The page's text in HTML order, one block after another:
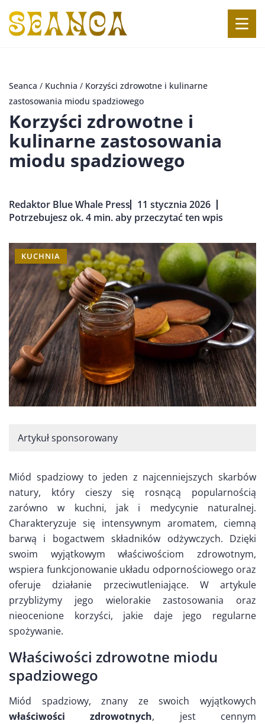
Seanca / Kuchnia / Korzyści zdrowotne i kulinarne
zastosowania miodu spadziowego
Korzyści zdrowotne i
kulinarne zastosowania
miodu spadziowego
Redaktor Blue Whale Press
11 stycznia 2026
Potrzebujesz ok. 4 min. aby przeczytać ten wpis
KUCHNIA
Artykuł sponsorowany
Miód spadziowy to jeden z najcenniejszych skarbów
natury, który cieszy się rosnącą popularnością
zarówno w kuchni, jak i medycynie naturalnej.
Charakteryzuje się intensywnym aromatem, ciemną
barwą i bogactwem składników odżywczych. Dzięki
swoim wyjątkowym właściwościom zdrowotnym,
wspiera funkcjonowanie układu odpornościowego oraz
oferuje działanie przeciwutleniające. W artykule
przybliżymy jego wielorakie zastosowania oraz
nieocenione korzyści, jakie daje jego regularne
spożywanie.
Właściwości zdrowotne miodu
spadziowego
Miód spadziowy, znany ze swoich wyjątkowych
właściwości zdrowotnych, jest cennym